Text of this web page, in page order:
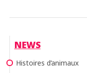
NEWS
Histoires d’animaux